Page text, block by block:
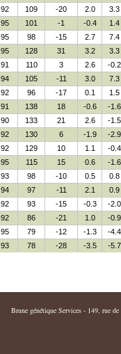
92 109 -20 2.0
3.3
95 101 -1 -0.4
1.4
95 98 -15 2.7
7.4
95 128 31 3.2
3.3
91 110 3 2.6
-0.2
94 105 -11 3.0
7.3
92 96 -17 0.1
1.5
91 138 18 -0.6
-1.6
90 133 21 2.6
-1.5
92 130 6 -1.9
-2.9
92 129 10 1.1
-0.4
95 115 15 0.6
-1.6
93 98 -10 0.5
0.8
94 97 -11 2.1
0.9
92 93 -15 -0.3
-2.0
92 86 -21 1.0
-0.9
95 79 -12 -1.3
-4.4
93 78 -28 -3.5 -5.7
Brune génétique Services - 149, rue